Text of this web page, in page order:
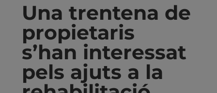
Una trentena de
propietaris
s’han interessat
pels ajuts a la